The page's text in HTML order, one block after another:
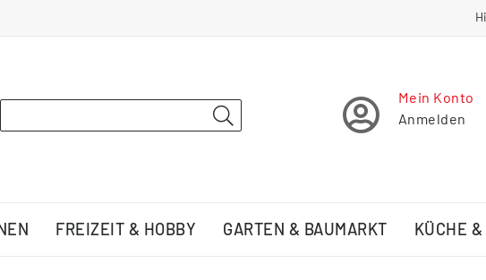
Mein Konto
Anmelden
FREIZEIT & HOBBY GARTEN & BAUMARKT KÜCHE